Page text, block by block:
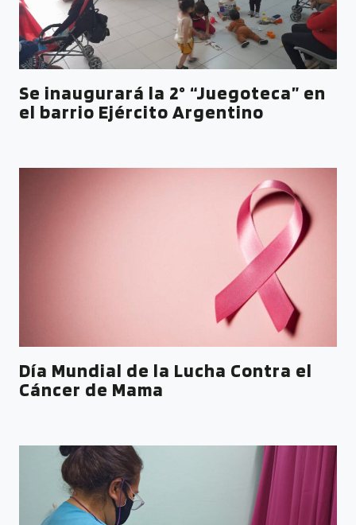
Se inaugurará la 2° “Juegoteca” en
el barrio Ejército Argentino
Día Mundial de la Lucha Contra el
Cáncer de Mama